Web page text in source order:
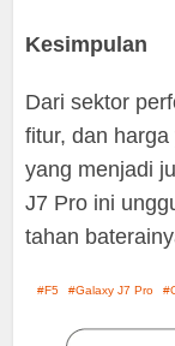
Kesimpulan
Dari sektor
fitur, dan
yang menjadi
J7 Pro ini
tahan
F5 Galaxy J7 Pro